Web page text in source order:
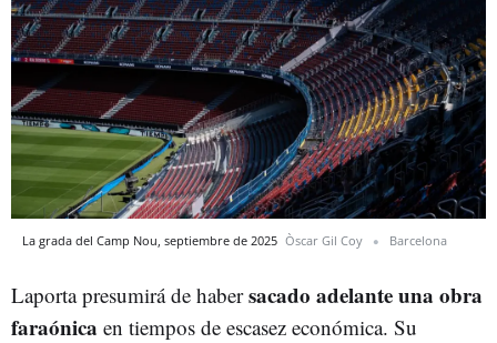
La grada del Camp Nou, septiembre de 2025 Òscar Gil Coy Barcelona
Laporta presumirá de habersacado adelante una obra
faraónica en tiempos de escasez económica. Su